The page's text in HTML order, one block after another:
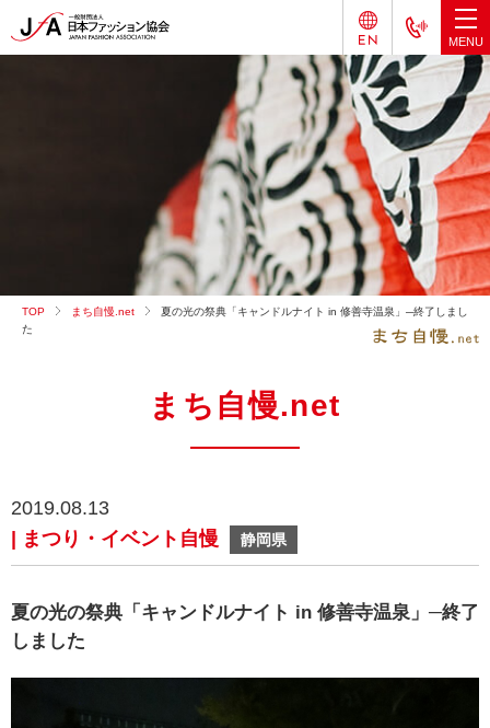
TOP まち自慢.net
夏の光の祭典「キャンドルナイト in 修善寺温泉」─終了しまし
た
まち自慢.net
2019.08.13
| まつり・イベント自慢
静岡県
夏の光の祭典「キャンドルナイト in 修善寺温泉」─終了
しました